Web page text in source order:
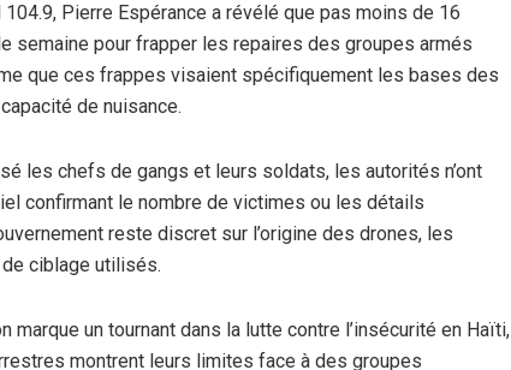
104.9, Pierre Espérance a révélé que pas moins de 16
semaine pour frapper les repaires des groupes armés
que ces frappes visaient spécifiquement les bases des
de nuisance.
les chefs de gangs et leurs soldats, les autorités n’ont
confirmant le nombre de victimes ou les détails
reste discret sur l’origine des drones, les
ciblage utilisés.
marque un tournant dans la lutte contre l’insécurité en Haïti,
montrent leurs limites face à des groupes